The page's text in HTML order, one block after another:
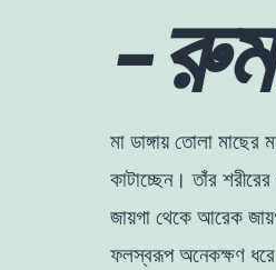
-
মা ডাঙ্গায় তােলা মাছের
কাটাচ্ছেন।তাঁর শরীরের
জায়গা থেকে আরেক
ফলস্বরূপঅনেকক্ষণ